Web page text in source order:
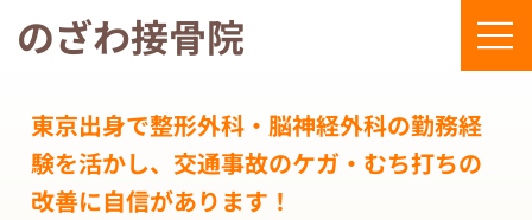
のざわ接骨院
東京出身で整形外科・脳神経外科の勤務経
験を活かし、交通事故のケガ・むち打ちの
改善に自信があります！